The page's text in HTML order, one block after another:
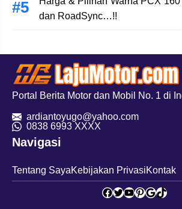
dan RoadSync…!!
Portal Berita Motor dan Mobil No. 1 di
ardiantoyugo@yahoo.com
0838 6993 XXXX
Navigasi
Tentang SayaKebijakan PrivasiKontak
Facebook
Twitter
YouTube
Pinterest
Google
TikTok